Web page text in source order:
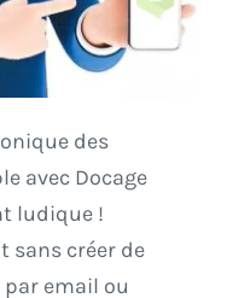
des
avec Docage
ludique !
sans créer de
email ou